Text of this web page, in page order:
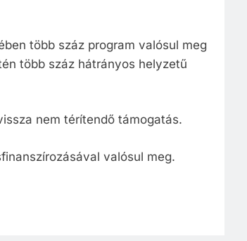
több száz program valósul meg
több száz hátrányos helyzetű
nem térítendő támogatás.
valósul meg.